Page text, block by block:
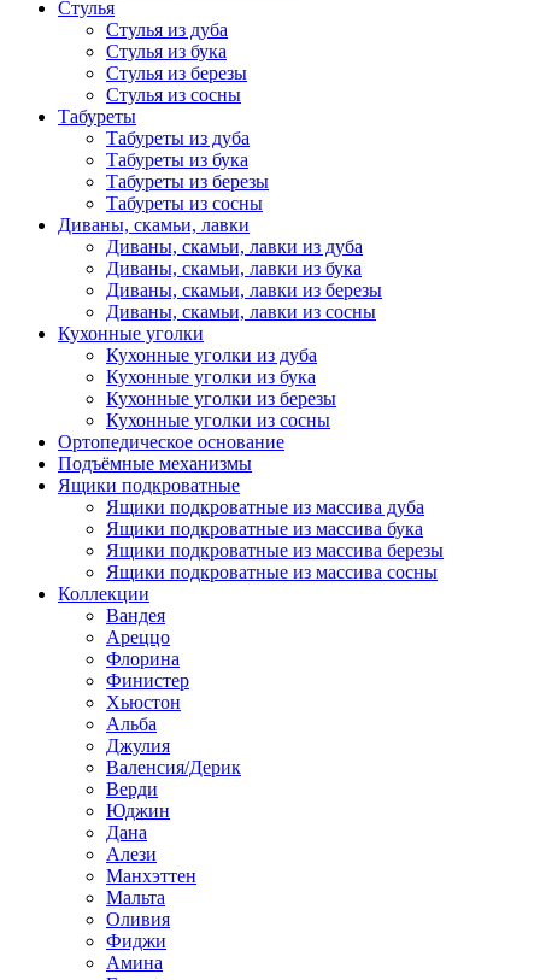
Стулья
Стулья из дуба
Стулья из бука
Стулья из березы
Стулья из сосны
Табуреты
Табуреты из дуба
Табуреты из бука
Табуреты из березы
Табуреты из сосны
Диваны, скамьи, лавки
Диваны, скамьи, лавки из дуба
Диваны, скамьи, лавки из бука
Диваны, скамьи, лавки из березы
Диваны, скамьи, лавки из сосны
Кухонные уголки
Кухонные уголки из дуба
Кухонные уголки из бука
Кухонные уголки из березы
Кухонные уголки из сосны
Ортопедическое основание
Подъёмные механизмы
Ящики подкроватные
Ящики подкроватные из массива дуба
Ящики подкроватные из массива бука
Ящики подкроватные из массива березы
Ящики подкроватные из массива сосны
Коллекции
Вандея
Ареццо
Флорина
Финистер
Хьюстон
Альба
Джулия
Валенсия/Дерик
Верди
Юджин
Дана
Алези
Манхэттен
Мальта
Оливия
Фиджи
Амина